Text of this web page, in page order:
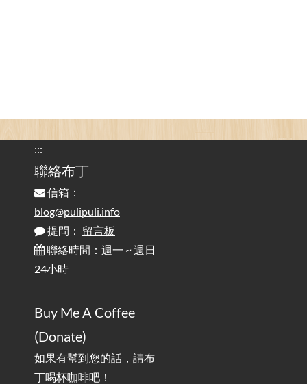
實作相容OpenAI API，但背後不是OpenAI的API服
務 / Implementing OpenAI API-Compatible Services, But Not
Powered by OpenAI
雜談：生活小技巧之用魔鬼氈避免機車鑰匙脫落吧
/ Talk: Use Velcro to Prevent Your Motorcycle Key From Falling
Home Is More Than Just an Ad Blocker
:::
聯絡布丁
信箱：
blog@pulipuli.info
提問： 留言板
聯絡時間：週一 ~ 週日
24小時
Buy Me A Coffee
(Donate)
如果有幫到您的話，請布
丁喝杯咖啡吧！